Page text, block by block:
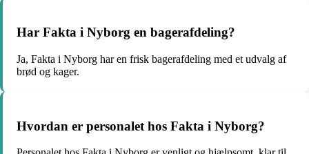
Har Fakta i Nyborg en bagerafdeling?
Ja, Fakta i Nyborg har en frisk bagerafdeling med et udvalg af
brød og kager.
Hvordan er personalet hos Fakta i Nyborg?